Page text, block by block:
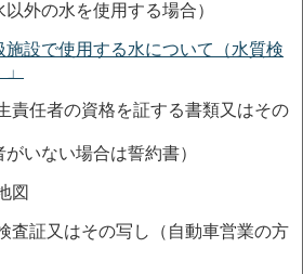
外の水を使用する場合）
施設で使用する水について（水質検
責任者の資格を証する書類又はその
いない場合は誓約書）
図
査証又はその写し（自動車営業の方